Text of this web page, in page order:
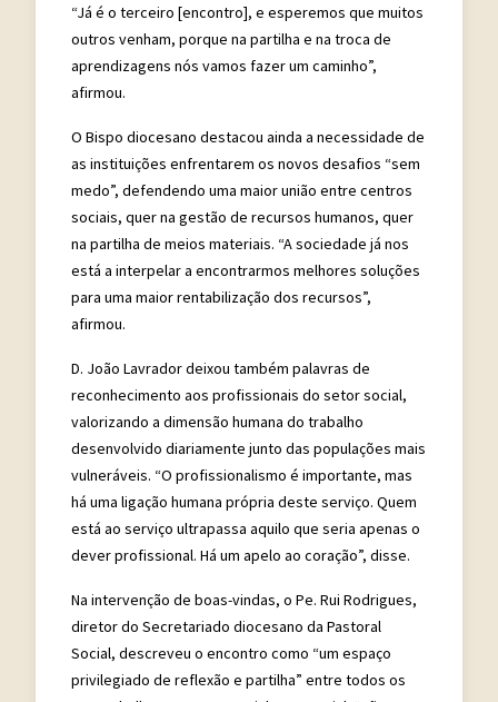
“Já é o terceiro [encontro], e esperemos que muitos
outros venham, porque na partilha e na troca de
aprendizagens nós vamos fazer um caminho”,
afirmou.
O Bispo diocesano destacou ainda a necessidade de
as instituições enfrentarem os novos desafios “sem
medo”, defendendo uma maior união entre centros
sociais, quer na gestão de recursos humanos, quer
na partilha de meios materiais. “A sociedade já nos
está a interpelar a encontrarmos melhores soluções
para uma maior rentabilização dos recursos”,
afirmou.
D. João Lavrador deixou também palavras de
reconhecimento aos profissionais do setor social,
valorizando a dimensão humana do trabalho
desenvolvido diariamente junto das populações mais
vulneráveis. “O profissionalismo é importante, mas
há uma ligação humana própria deste serviço. Quem
está ao serviço ultrapassa aquilo que seria apenas o
dever profissional. Há um apelo ao coração”, disse.
Na intervenção de boas-vindas, o Pe. Rui Rodrigues,
diretor do Secretariado diocesano da Pastoral
Social, descreveu o encontro como “um espaço
privilegiado de reflexão e partilha” entre todos os